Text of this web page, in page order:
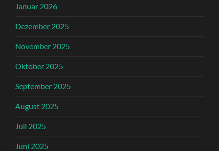
Januar 2026
Dezember 2025
November 2025
Oktober 2025
September 2025
August 2025
Juli 2025
Juni 2025